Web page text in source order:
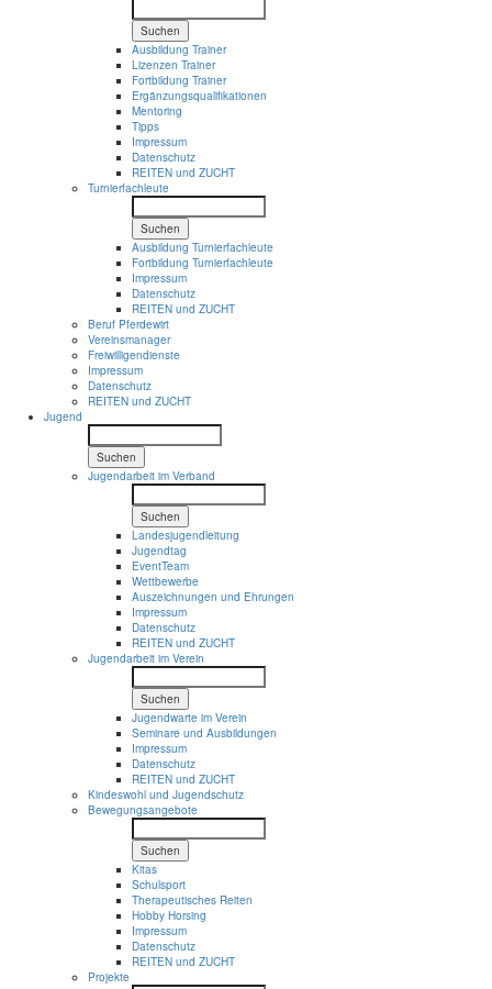
Suchen
Ausbildung Trainer
Lizenzen Trainer
Fortbildung Trainer
Ergänzungsqualifikationen
Mentoring
Tipps
Impressum
Datenschutz
REITEN und ZUCHT
Turnierfachleute
Suchen
Ausbildung Turnierfachleute
Fortbildung Turnierfachleute
Impressum
Datenschutz
REITEN und ZUCHT
Beruf Pferdewirt
Vereinsmanager
Freiwilligendienste
Impressum
Datenschutz
REITEN und ZUCHT
Jugend
Suchen
Jugendarbeit im Verband
Suchen
Landesjugendleitung
Jugendtag
EventTeam
Wettbewerbe
Auszeichnungen und Ehrungen
Impressum
Datenschutz
REITEN und ZUCHT
Jugendarbeit im Verein
Suchen
Jugendwarte im Verein
Seminare und Ausbildungen
Impressum
Datenschutz
REITEN und ZUCHT
Kindeswohl und Jugendschutz
Bewegungsangebote
Suchen
Kitas
Schulsport
Therapeutisches Reiten
Hobby Horsing
Impressum
Datenschutz
REITEN und ZUCHT
Projekte